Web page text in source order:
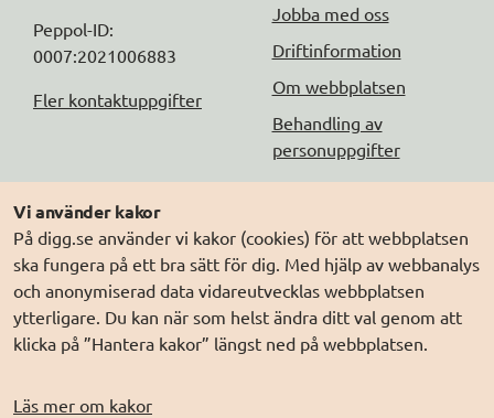
Vi använder kakor
På digg.se använder vi kakor (cookies) för att webbplatsen
ska fungera på ett bra sätt för dig. Med hjälp av webbanalys
och anonymiserad data vidareutvecklas webbplatsen
ytterligare. Du kan när som helst ändra ditt val genom att
klicka på ”Hantera kakor” längst ned på webbplatsen.
Läs mer om kakor
Peppol-ID:
0007:2021006883
Fler kontaktuppgifter
Jobba med oss
Driftinformation
Om webbplatsen
Behandling av
personuppgifter
Följ oss
DIGG på
Prenumerera på nyheter
DIGG på
LinkedIn
DIGG på
PressMachine
DIGG på
Digg play
Elegitimation.se
Min myndighetspost
Sveriges dataportal
Sweden Connect